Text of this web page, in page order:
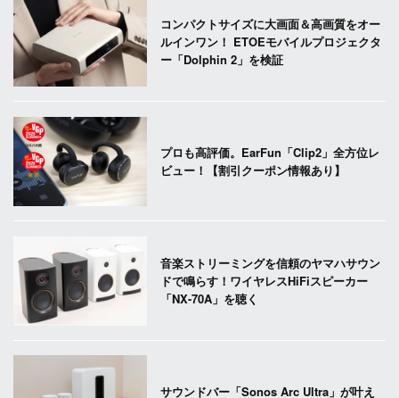
コンパクトサイズに大画面＆高画質をオー
ルインワン！ ETOEモバイルプロジェクタ
ー「Dolphin 2」を検証
プロも高評価。EarFun「Clip2」全方位レ
ビュー！【割引クーポン情報あり】
音楽ストリーミングを信頼のヤマハサウン
ドで鳴らす！ワイヤレスHiFiスピーカー
「NX-70A」を聴く
サウンドバー「Sonos Arc Ultra」が叶え